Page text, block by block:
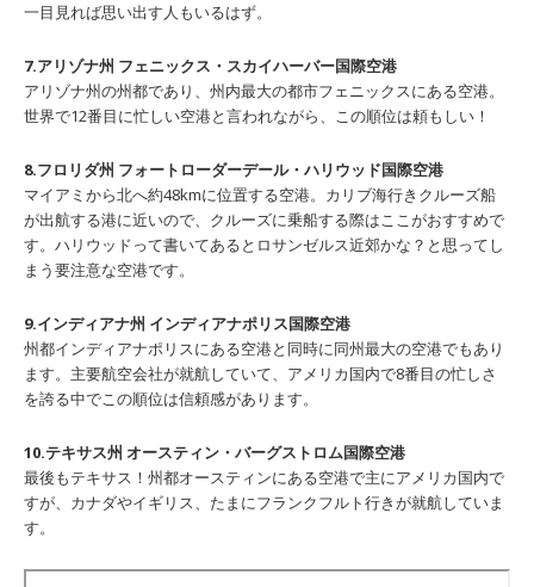
一目見れば思い出す人もいるはず。
7.アリゾナ州 フェニックス・スカイハーバー国際空港
アリゾナ州の州都であり、州内最大の都市フェニックスにある空港。
世界で12番目に忙しい空港と言われながら、この順位は頼もしい！
8.フロリダ州 フォートローダーデール・ハリウッド国際空港
マイアミから北へ約48kmに位置する空港。カリブ海行きクルーズ船
が出航する港に近いので、クルーズに乗船する際はここがおすすめで
す。ハリウッドって書いてあるとロサンゼルス近郊かな？と思ってし
まう要注意な空港です。
9.インディアナ州 インディアナポリス国際空港
州都インディアナポリスにある空港と同時に同州最大の空港でもあり
ます。主要航空会社が就航していて、アメリカ国内で8番目の忙しさ
を誇る中でこの順位は信頼感があります。
10.テキサス州 オースティン・バーグストロム国際空港
最後もテキサス！州都オースティンにある空港で主にアメリカ国内で
すが、カナダやイギリス、たまにフランクフルト行きが就航していま
す。